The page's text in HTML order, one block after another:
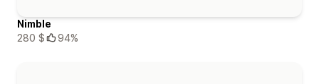
Nimble
280 $
94%